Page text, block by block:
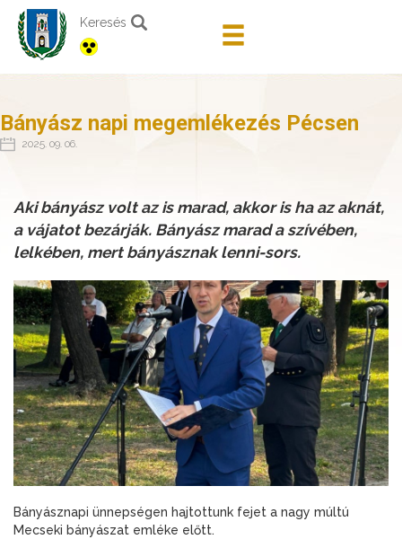
Keresés
Bányász napi megemlékezés Pécsen
2025. 09. 06.
Aki bányász volt az is marad, akkor is ha az aknát,
a vájatot bezárják. Bányász marad a szívében,
lelkében, mert bányásznak lenni-sors.
Bányásznapi ünnepségen hajtottunk fejet a nagy múltú
Mecseki bányászat emléke előtt.